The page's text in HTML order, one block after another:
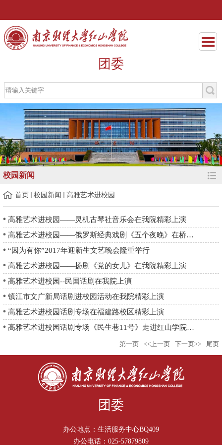
团委
校园新闻
首页 校园新闻 高雅艺术进校园
高雅艺术进校园——灵机古琴社音乐会在我院精彩上演
高雅艺术进校园——俄罗斯经典戏剧《五个夜晚》在桥头校区精彩上演
“因为有你”2017年迎新生文艺晚会隆重举行
高雅艺术进校园——扬剧《党的女儿》在我院精彩上演
高雅艺术进校园--民国话剧在我院上演
镇江市文广新局话剧进校园活动在我院精彩上演
高雅艺术进校园话剧专场在福建路校区精彩上演
高雅艺术进校园话剧专场《民生巷11号》走进红山学院福建路校区
第一页 <<上一页 下一页>> 尾页
团委
办公地点：生活服务中心BQ409
办公电话：025-57879809